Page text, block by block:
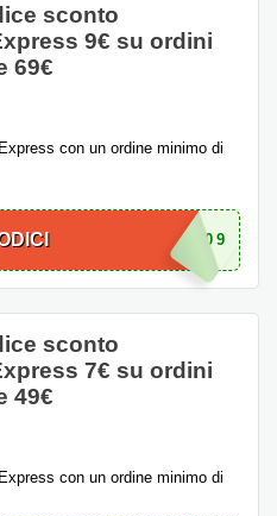
sconto
9€ su ordini
69€
con un ordine minimo di
ITPS09
sconto
7€ su ordini
49€
con un ordine minimo di